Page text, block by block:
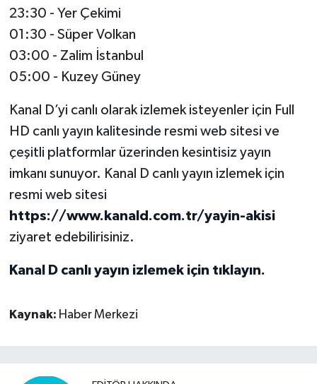
23:30 - Yer Çekimi
01:30 - Süper Volkan
03:00 - Zalim İstanbul
05:00 - Kuzey Güney
Kanal D’yi canlı olarak izlemek isteyenler için Full
HD canlı yayın kalitesinde resmi web sitesi ve
çeşitli platformlar üzerinden kesintisiz yayın
imkanı sunuyor. Kanal D canlı yayın izlemek için
resmi web sitesi
https://www.kanald.com.tr/yayin-akisi
ziyaret edebilirisiniz.
Kanal D canlı yayın izlemek için tıklayın.
Kaynak: Haber Merkezi